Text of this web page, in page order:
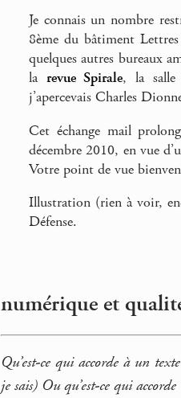
Je connais un nombre
8ème du bâtiment
quelques autres bureaux
la revue Spirale, la salle
j’apercevais Charles
Cet échange mail
décembre 2010, en vue
Votre point de vue
Illustration (rien à voir,
Défense.
numérique et
Qu’est-ce qui accorde à un
je sais) Ou qu’est-ce qui